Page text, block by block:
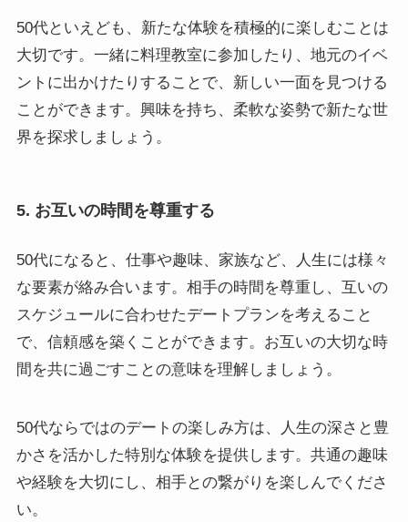
50代といえども、新たな体験を積極的に楽しむことは
大切です。一緒に料理教室に参加したり、地元のイベ
ントに出かけたりすることで、新しい一面を見つける
ことができます。興味を持ち、柔軟な姿勢で新たな世
界を探求しましょう。
5. お互いの時間を尊重する
50代になると、仕事や趣味、家族など、人生には様々
な要素が絡み合います。相手の時間を尊重し、互いの
スケジュールに合わせたデートプランを考えること
で、信頼感を築くことができます。お互いの大切な時
間を共に過ごすことの意味を理解しましょう。
50代ならではのデートの楽しみ方は、人生の深さと豊
かさを活かした特別な体験を提供します。共通の趣味
や経験を大切にし、相手との繋がりを楽しんでくださ
い。